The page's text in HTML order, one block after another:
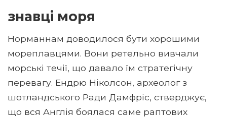
знавці моря
Норманнам доводилося бути хорошими
мореплавцями. Вони ретельно вивчали
морські течії, що давало їм стратегічну
перевагу. Ендрю Ніколсон, археолог з
шотландського Ради Дамфріс, стверджує,
що вся Англія боялася саме раптових